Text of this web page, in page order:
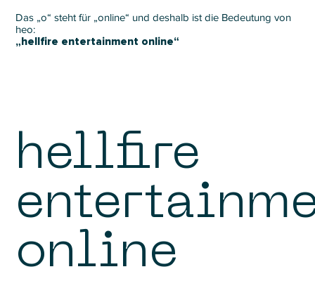
Das „o“ steht für „online“ und deshalb ist die Bedeutung von
heo:
„hellfire entertainment online“
hellfire
online